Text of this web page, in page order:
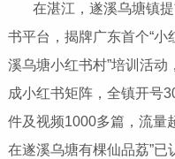
在湛江，遂溪乌塘镇提
书平台，揭牌广东首个“小
溪乌塘小红书村”培训活
成小红书矩阵，全镇开号
件及视频1000多篇，流量
在遂溪乌塘有棵仙品荔”